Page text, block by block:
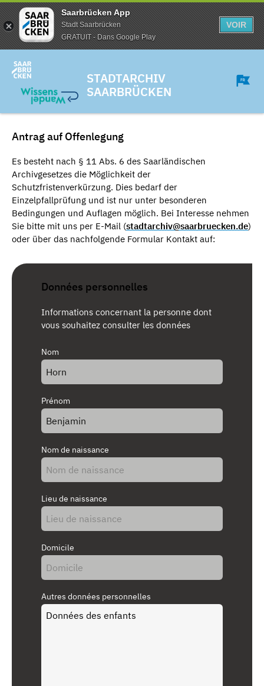
Saarbrücken App
Stadt Saarbrücken
GRATUIT - Dans Google Play
VOIR
STADTARCHIV
SAARBRÜCKEN
Antrag auf Offenlegung
Es besteht nach § 11 Abs. 6 des Saarländischen
Archivgesetzes die Möglichkeit der
Schutzfristenverkürzung. Dies bedarf der
Einzelpfallprüfung und ist nur unter besonderen
Bedingungen und Auflagen möglich. Bei Interesse nehmen
Sie bitte mit uns per E-Mail (stadtarchiv@saarbruecken.de)
oder über das nachfolgende Formular Kontakt auf:
Données personnelles
Informations concernant la personne dont
vous souhaitez consulter les données
Nom
Prénom
Nom de naissance
Lieu de naissance
Domicile
Autres données personnelles